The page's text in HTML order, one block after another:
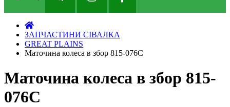
ЗАПЧАСТИНИ СІВАЛКА
GREAT PLAINS
Маточина колеса в збор 815-076C
Маточина колеса в збор 815-
076C